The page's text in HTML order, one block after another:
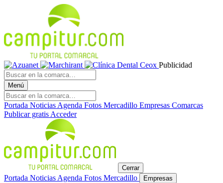
Publicidad
Menú
Portada Noticias Agenda Fotos Mercadillo Empresas Comarcas
Publicar gratis Acceder
Cerrar
Portada Noticias Agenda Fotos Mercadillo Empresas